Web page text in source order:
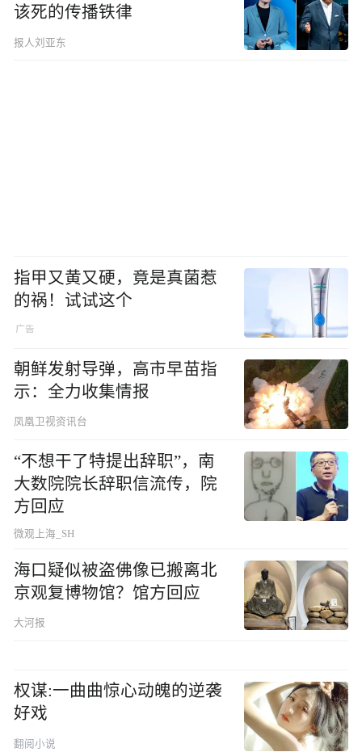
该死的传播铁律
报人刘亚东
指甲又黄又硬，竟是真菌惹
的祸！试试这个
朝鲜发射导弹，高市早苗指
示：全力收集情报
凤凰卫视资讯台
“不想干了特提出辞职”，南
大数院院长辞职信流传，院
方回应
微观上海_SH
海口疑似被盗佛像已搬离北
京观复博物馆？馆方回应
大河报
权谋:一曲曲惊心动魄的逆袭
好戏
翻阅小说